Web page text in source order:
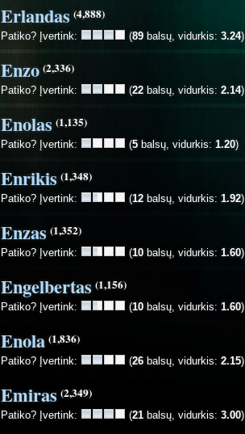
Erlandas (4,888)
Patiko? Įvertink: (89 balsų, vidurkis: 3.24)
Enzo (2,336)
Patiko? Įvertink: (22 balsų, vidurkis: 2.14)
Enolas (1,135)
Patiko? Įvertink: (5 balsų, vidurkis: 1.20)
Enrikis (1,348)
Patiko? Įvertink: (12 balsų, vidurkis: 1.92)
Enzas (1,352)
Patiko? Įvertink: (10 balsų, vidurkis: 1.60)
Engelbertas (1,156)
Patiko? Įvertink: (10 balsų, vidurkis: 1.60)
Enola (1,836)
Patiko? Įvertink: (26 balsų, vidurkis: 2.15)
Emiras (2,349)
Patiko? Įvertink: (21 balsų, vidurkis: 3.00)